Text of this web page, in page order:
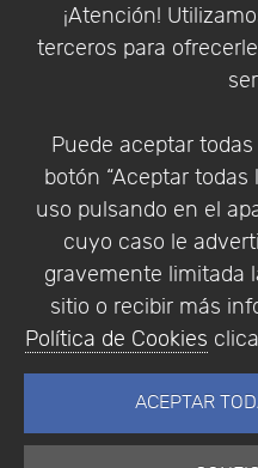
¡Atención!
terceros para
Puede aceptar
botón “Aceptar todas
uso pulsando en el
cuyo caso le
gravemente limitada
sitio o recibir más
Política de Cookies
ACEPTAR
Empresa|Aviso Legal
Política
© Copyright 1994 -